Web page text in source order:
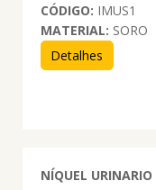
CÓDIGO: IMUS1
MATERIAL: SORO
Detalhes
NÍQUEL URINARIO